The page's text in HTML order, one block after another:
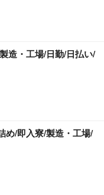
造・工場/日勤/日払い/
め/即入寮/製造・工場/